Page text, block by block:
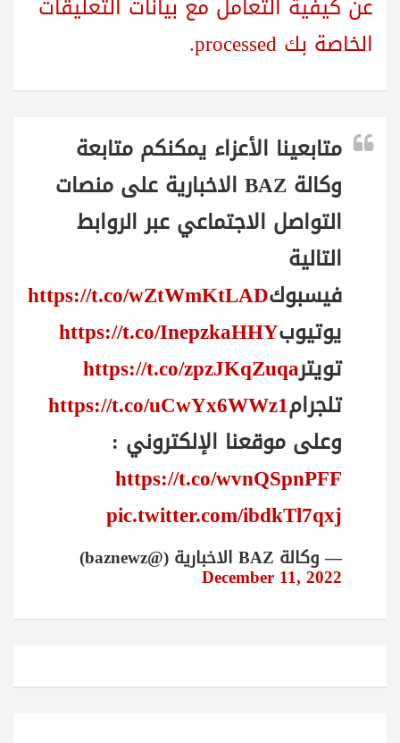
عن كيفية التعامل مع بيانات التعليقات
الخاصة بك processed
.
متابعينا الأعزاء يمكنكم متابعة
وكالة BAZ الاخبارية على منصات
التواصل الاجتماعي عبر الروابط
التالية
فيسبوكhttps://t.co/wZtWmKtLAD
يوتيوبhttps://t.co/InepzkaHHY
تويترhttps://t.co/zpzJKqZuqa
تلجرامhttps://t.co/uCwYx6WWz1
وعلى موقعنا الإلكتروني :
https://t.co/wvnQSpnPFF
pic.twitter.com/ibdkTl7qxj
— وكالة BAZ الاخبارية (@baznewz)
December 11, 2022